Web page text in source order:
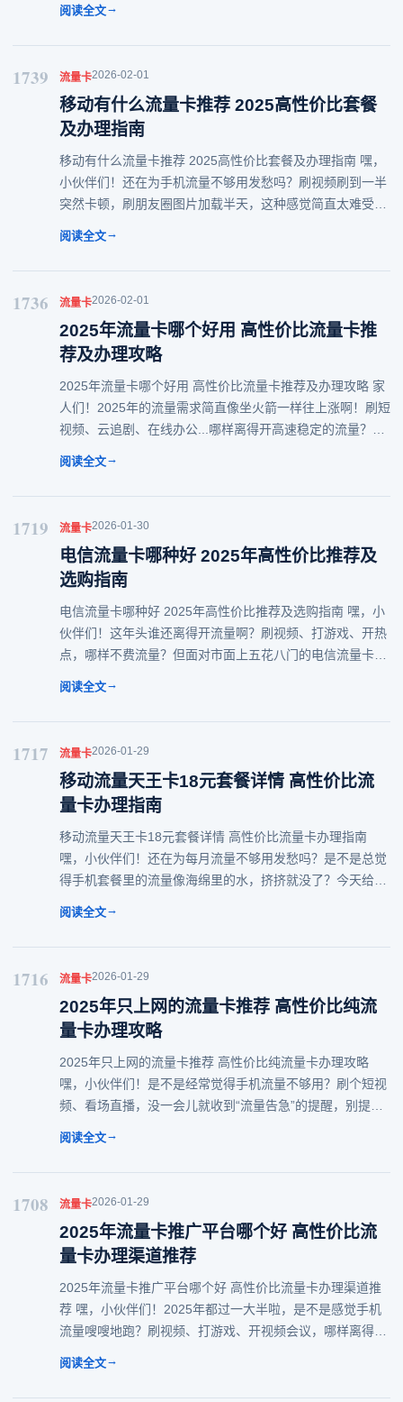
阅读全文→
1739 流量卡2026-02-01
移动有什么流量卡推荐 2025高性价比套餐
及办理指南
移动有什么流量卡推荐 2025高性价比套餐及办理指南 嘿，
小伙伴们！还在为手机流量不够用发愁吗？刷视频刷到一半
突然卡顿，刷朋友圈图片加载半天，这种感觉简直太难受
阅读全文→
1736 流量卡2026-02-01
2025年流量卡哪个好用 高性价比流量卡推
荐及办理攻略
2025年流量卡哪个好用 高性价比流量卡推荐及办理攻略 家
人们！2025年的流量需求简直像坐火箭一样往上涨啊！刷短
视频、云追剧、在线办公...哪样离得开高速稳定的流量？但
阅读全文→
1719 流量卡2026-01-30
电信流量卡哪种好 2025年高性价比推荐及
选购指南
电信流量卡哪种好 2025年高性价比推荐及选购指南 嘿，小
伙伴们！这年头谁还离得开流量啊？刷视频、打游戏、开热
点，哪样不费流量？但面对市面上五花八门的电信流量卡，
阅读全文→
1717 流量卡2026-01-29
移动流量天王卡18元套餐详情 高性价比流
量卡办理指南
移动流量天王卡18元套餐详情 高性价比流量卡办理指南
嘿，小伙伴们！还在为每月流量不够用发愁吗？是不是总觉
得手机套餐里的流量像海绵里的水，挤挤就没了？今天给你
阅读全文→
1716 流量卡2026-01-29
2025年只上网的流量卡推荐 高性价比纯流
量卡办理攻略
2025年只上网的流量卡推荐 高性价比纯流量卡办理攻略
嘿，小伙伴们！是不是经常觉得手机流量不够用？刷个短视
频、看场直播，没一会儿就收到“流量告急”的提醒，别提多
阅读全文→
1708 流量卡2026-01-29
2025年流量卡推广平台哪个好 高性价比流
量卡办理渠道推荐
2025年流量卡推广平台哪个好 高性价比流量卡办理渠道推
荐 嘿，小伙伴们！2025年都过一大半啦，是不是感觉手机
流量嗖嗖地跑？刷视频、打游戏、开视频会议，哪样离得开
阅读全文→